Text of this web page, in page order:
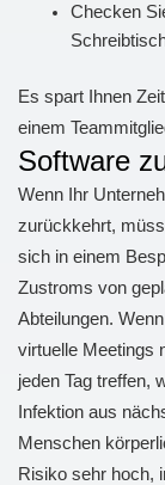
Checken
Es spart Ihnen
einem
Software
Wenn Ihr
zurückkehrt,
sich in einem
Zustroms von
Abteilungen.
virtuelle Meetings
jeden Tag treffen,
Infektion aus
Menschen
Risiko sehr hoch,